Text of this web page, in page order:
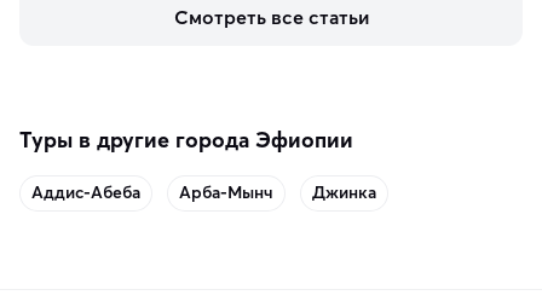
аутентичных лавках — в подарок близким или себе на
Смотреть все статьи
Туры в другие города Эфиопии
Аддис-Абеба Арба-Мынч Джинка